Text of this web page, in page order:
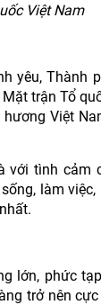
Việt Nam
yêu, Thành
trận Tổ
Việt
với tình
làm
lớn, phức
trở nên